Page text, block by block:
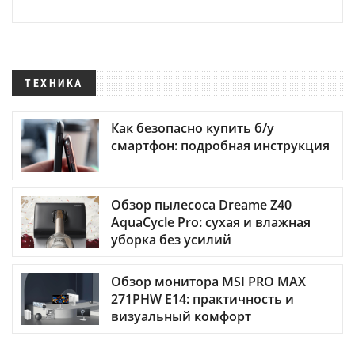
ТЕХНИКА
Как безопасно купить б/у
смартфон: подробная инструкция
Обзор пылесоса Dreame Z40
AquaCycle Pro: сухая и влажная
уборка без усилий
Обзор монитора MSI PRO MAX
271PHW E14: практичность и
визуальный комфорт